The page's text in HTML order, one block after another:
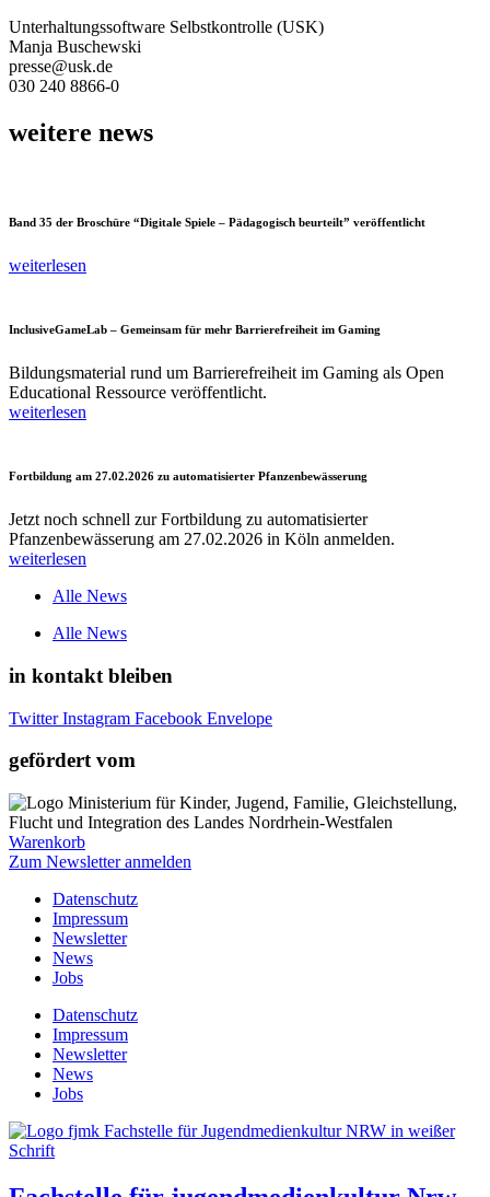
Unterhaltungssoftware Selbstkontrolle (USK)
Manja Buschewski
presse@usk.de
030 240 8866-0
weitere news
Band 35 der Broschüre “Digitale Spiele – Pädagogisch beurteilt” veröffentlicht
weiterlesen
InclusiveGameLab – Gemeinsam für mehr Barrierefreiheit im Gaming
Bildungsmaterial rund um Barrierefreiheit im Gaming als Open
Educational Ressource veröffentlicht.
weiterlesen
Fortbildung am 27.02.2026 zu automatisierter Pfanzenbewässerung
Jetzt noch schnell zur Fortbildung zu automatisierter
Pfanzenbewässerung am 27.02.2026 in Köln anmelden.
weiterlesen
Alle News
Alle News
in kontakt bleiben
Twitter Instagram Facebook Envelope
gefördert vom
Warenkorb
Zum Newsletter anmelden
Datenschutz
Impressum
Newsletter
News
Jobs
Datenschutz
Impressum
Newsletter
News
Jobs